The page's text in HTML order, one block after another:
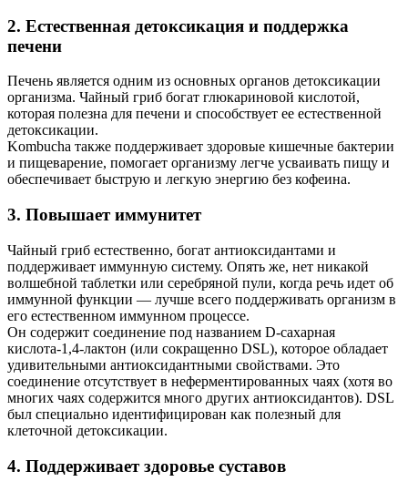
2. Естественная детоксикация и поддержка
печени
Печень является одним из основных органов детоксикации
организма. Чайный гриб богат глюкариновой кислотой,
которая полезна для печени и способствует ее естественной
детоксикации.
Kombucha также поддерживает здоровые кишечные бактерии
и пищеварение, помогает организму легче усваивать пищу и
обеспечивает быструю и легкую энергию без кофеина.
3. Повышает иммунитет
Чайный гриб естественно, богат антиоксидантами и
поддерживает иммунную систему. Опять же, нет никакой
волшебной таблетки или серебряной пули, когда речь идет об
иммунной функции — лучше всего поддерживать организм в
его естественном иммунном процессе.
Он содержит соединение под названием D-сахарная
кислота-1,4-лактон (или сокращенно DSL), которое обладает
удивительными антиоксидантными свойствами. Это
соединение отсутствует в неферментированных чаях (хотя во
многих чаях содержится много других антиоксидантов). DSL
был специально идентифицирован как полезный для
клеточной детоксикации.
4. Поддерживает здоровье суставов